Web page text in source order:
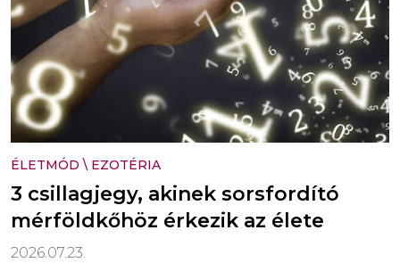
ÉLETMÓD \ EZOTÉRIA
3 csillagjegy, akinek sorsfordító
mérföldkőhöz érkezik az élete
2026.07.23.